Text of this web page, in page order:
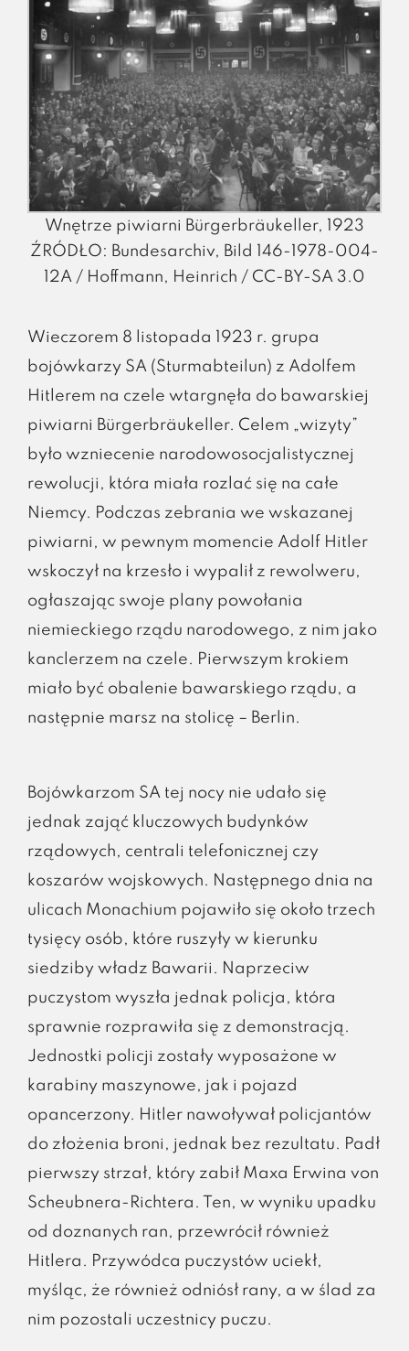
Wnętrze piwiarni Bürgerbräukeller, 1923
ŹRÓDŁO: Bundesarchiv, Bild 146-1978-004-
12A / Hoffmann, Heinrich / CC-BY-SA 3.0
Wieczorem 8 listopada 1923 r. grupa
bojówkarzy SA (Sturmabteilun) z Adolfem
Hitlerem na czele wtargnęła do bawarskiej
piwiarni Bürgerbräukeller. Celem „wizyty”
było wzniecenie narodowosocjalistycznej
rewolucji, która miała rozlać się na całe
Niemcy. Podczas zebrania we wskazanej
piwiarni, w pewnym momencie Adolf Hitler
wskoczył na krzesło i wypalił z rewolweru,
ogłaszając swoje plany powołania
niemieckiego rządu narodowego, z nim jako
kanclerzem na czele. Pierwszym krokiem
miało być obalenie bawarskiego rządu, a
następnie marsz na stolicę – Berlin.
Bojówkarzom SA tej nocy nie udało się
jednak zająć kluczowych budynków
rządowych, centrali telefonicznej czy
koszarów wojskowych. Następnego dnia na
ulicach Monachium pojawiło się około trzech
tysięcy osób, które ruszyły w kierunku
siedziby władz Bawarii. Naprzeciw
puczystom wyszła jednak policja, która
sprawnie rozprawiła się z demonstracją.
Jednostki policji zostały wyposażone w
karabiny maszynowe, jak i pojazd
opancerzony. Hitler nawoływał policjantów
do złożenia broni, jednak bez rezultatu. Padł
pierwszy strzał, który zabił Maxa Erwina von
Scheubnera-Richtera. Ten, w wyniku upadku
od doznanych ran, przewrócił również
Hitlera. Przywódca puczystów uciekł,
myśląc, że również odniósł rany, a w ślad za
nim pozostali uczestnicy puczu.